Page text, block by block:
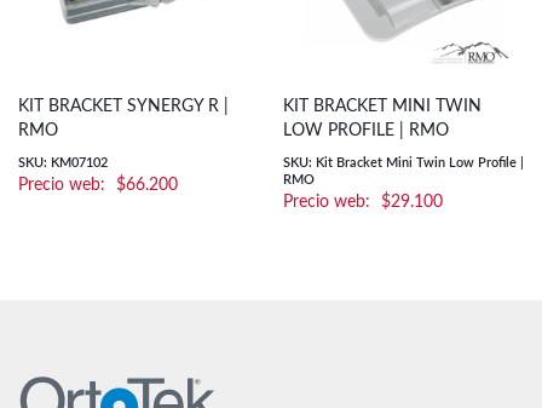
KIT BRACKET SYNERGY R |
RMO
SKU: KM07102
$66.200
KIT BRACKET MINI TWIN
LOW PROFILE | RMO
SKU: Kit Bracket Mini Twin Low Profile |
RMO
$29.100